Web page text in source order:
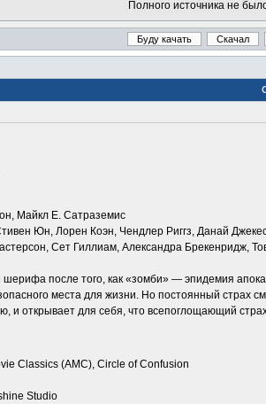
Полного источника не
Майкл Е. Сатраземис
Юн, Лорен Коэн, Чендлер Риггз, Данай
Сет Гиллиам, Александра Брекенридж,
после того, как «зомби» — эпидемия
места для жизни. Но постоянный страх
и открывает для себя, что всепоглощающий
Classics (AMC), Circle of Confusion
Studio